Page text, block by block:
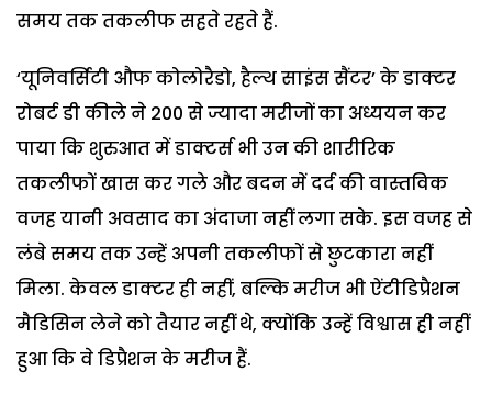
समय तक तकलीफ सहते रहते हैं.
‘यूनिवर्सिटी औफ कोलोरैडो, हैल्थ साइंस सैंटर’ के डाक्टर
रोबर्ट डी कीले ने 200 से ज्यादा मरीजों का अध्ययन कर
पाया कि शुरुआत में डाक्टर्स भी उन की शारीरिक
तकलीफों खास कर गले और बदन में दर्द की वास्तविक
वजह यानी अवसाद का अंदाजा नहीं लगा सके. इस वजह से
लंबे समय तक उन्हें अपनी तकलीफों से छुटकारा नहीं
मिला. केवल डाक्टर ही नहीं, बल्कि मरीज भी ऐंटीडिप्रैशन
मैडिसिन लेने को तैयार नहीं थे, क्योंकि उन्हें विश्वास ही नहीं
हुआ कि वे डिप्रैशन के मरीज हैं.